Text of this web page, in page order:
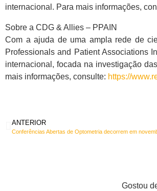
internacional. Para mais informações,
Sobre a CDG & Allies – PPAIN
Com a ajuda de uma ampla rede de
Professionals and Patient Associations
internacional, focada na investigação
mais informações, consulte: https://
ANTERIOR
Conferências Abertas de Optometria decorrem em
Gostou